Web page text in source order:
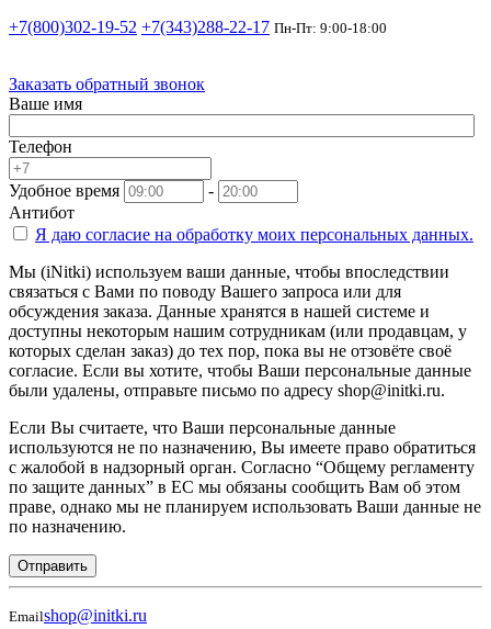
+7(800)302-19-52 +7(343)288-22-17 Пн-Пт: 9:00-18:00
Заказать обратный звонок
Ваше имя
Телефон
Удобное время
-
Антибот
Я даю согласие на обработку моих персональных данных.
Мы (iNitki) используем ваши данные, чтобы впоследствии
связаться с Вами по поводу Вашего запроса или для
обсуждения заказа. Данные хранятся в нашей системе и
доступны некоторым нашим сотрудникам (или продавцам, у
которых сделан заказ) до тех пор, пока вы не отзовёте своё
согласие. Если вы хотите, чтобы Ваши персональные данные
были удалены, отправьте письмо по адресу shop@initki.ru.
Если Вы считаете, что Ваши персональные данные
используются не по назначению, Вы имеете право обратиться
с жалобой в надзорный орган. Согласно “Общему регламенту
по защите данных” в ЕС мы обязаны сообщить Вам об этом
праве, однако мы не планируем использовать Ваши данные не
по назначению.
Отправить
Emailshop@initki.ru